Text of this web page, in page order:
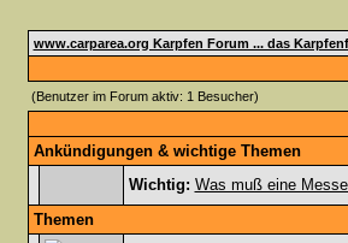
www.carparea.org Karpfen Forum ... das
(Benutzer im Forum aktiv: 1 Besucher)
Ankündigungen & wichtige Themen
Wichtig: Was muß eine
Themen